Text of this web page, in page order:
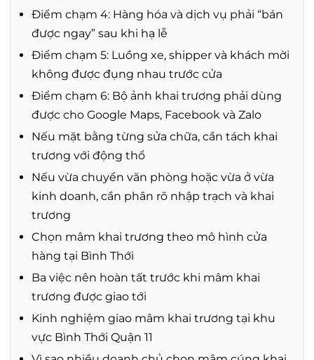
Điểm chạm 4: Hàng hóa và dịch vụ phải “bán
được ngay” sau khi hạ lễ
Điểm chạm 5: Luồng xe, shipper và khách mời
không được đụng nhau trước cửa
Điểm chạm 6: Bộ ảnh khai trương phải dùng
được cho Google Maps, Facebook và Zalo
Nếu mặt bằng từng sửa chữa, cần tách khai
trương với động thổ
Nếu vừa chuyển văn phòng hoặc vừa ở vừa
kinh doanh, cần phân rõ nhập trạch và khai
trương
Chọn mâm khai trương theo mô hình cửa
hàng tại Bình Thới
Ba việc nên hoàn tất trước khi mâm khai
trương được giao tới
Kinh nghiệm giao mâm khai trương tại khu
vực Bình Thới Quận 11